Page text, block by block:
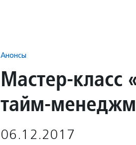
Анонсы
Мастер-класс
тайм-
06.12.2017